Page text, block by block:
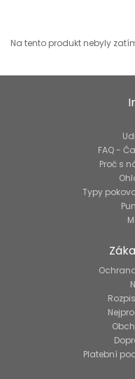
Na tento produkt nebyly
FAQ -
Proč s
Typy
Platební